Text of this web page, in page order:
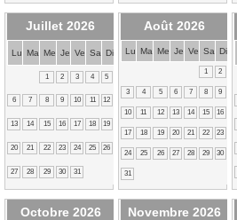
Juillet 2026
Lu Ma Me Je Ve Sa Di
1 2 3 4 5
6 7 8 9 10 11 12
13 14 15 16 17 18 19
20 21 22 23 24 25 26
27 28 29 30 31
Août 2026
Lu Ma Me Je Ve Sa Di
1 2
3 4 5 6 7 8 9
10 11 12 13 14 15 16
17 18 19 20 21 22 23
24 25 26 27 28 29 30
31
Octobre 2026 Novembre 2026